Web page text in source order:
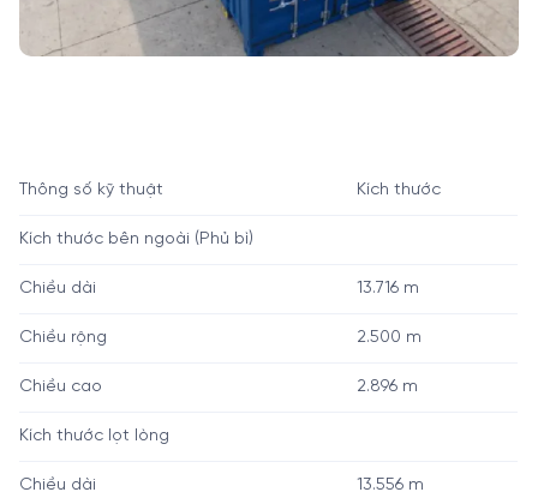
Thông số kỹ thuật Kích thước
Kích thước bên ngoài (Phủ bì)
Chiều dài 13.716 m
Chiều rộng 2.500 m
Chiều cao 2.896 m
Kích thước lọt lòng
Chiều dài 13.556 m